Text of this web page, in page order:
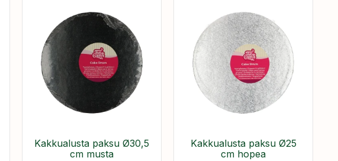
Kakkualusta paksu Ø30,5
cm musta
Kakkualusta paksu Ø25
cm hopea